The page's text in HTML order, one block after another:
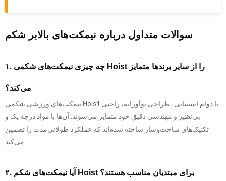
سوالات متداول درباره نیمکت‌های بالابر شکم
۱. چه چیزی نیمکت‌های شکمی Hoist را از سایر برندها متمایز
می‌کند؟
نیمکت‌های ورزشی شکمی Hoist با دوام استثنایی، طراحی نوآورانه، راحتی
بی‌نظیر و مهندسی دقیق خود متمایز می‌شوند. آن‌ها با مواد درجه یک و
تکنیک‌های ساخت‌وساز ساخته شده‌اند که عملکرد طولانی‌مدت را تضمین
۲. آیا نیمکت‌های شکم Hoist برای مبتدیان مناسب هستند؟